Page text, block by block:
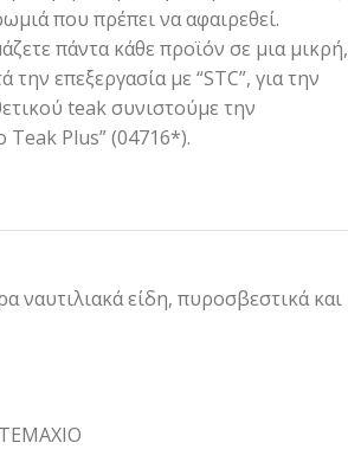
που πρέπει να αφαιρεθεί.
πάντα κάθε προϊόν σε μια μικρή,
επεξεργασία με “STC”, για την
teak συνιστούμε την
Plus” (04716*).
ναυτιλιακά είδη, πυροσβεστικά και